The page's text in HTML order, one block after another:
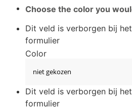
Choose the color you
Dit veld is verborgen bij
formulier
Color
Dit veld is verborgen bij
formulier